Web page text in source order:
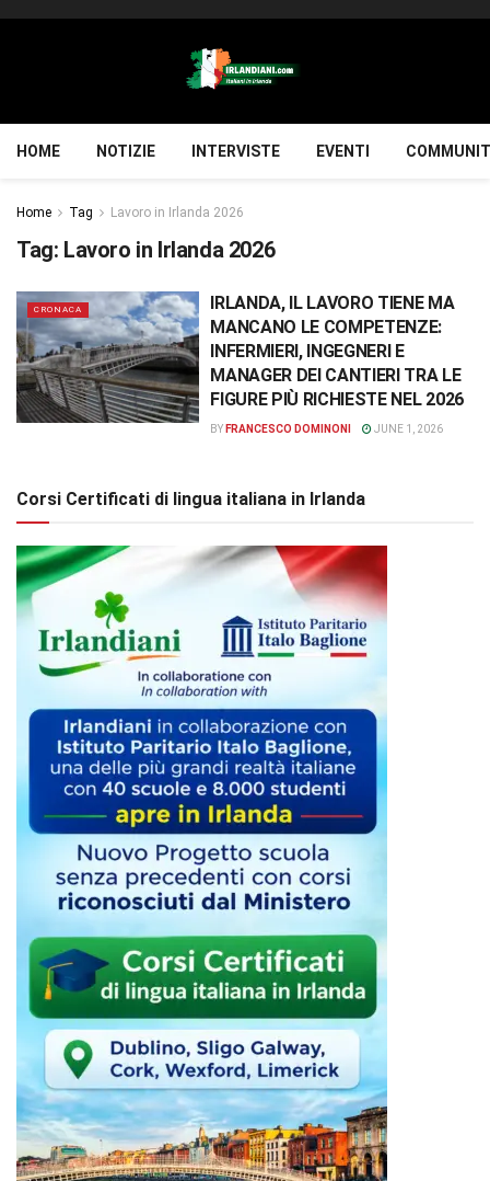
HOME NOTIZIE INTERVISTE EVENTI
Home Tag Lavoro in Irlanda 2026
Tag: Lavoro in Irlanda 2026
CRONACA
IRLANDA, IL LAVORO TIENE MA
MANCANO LE COMPETENZE:
INFERMIERI, INGEGNERI E
MANAGER DEI CANTIERI TRA LE
FIGURE PIÙ RICHIESTE NEL 2026
BY FRANCESCO DOMINONI JUNE 1, 2026
Corsi Certificati di lingua italiana in Irlanda